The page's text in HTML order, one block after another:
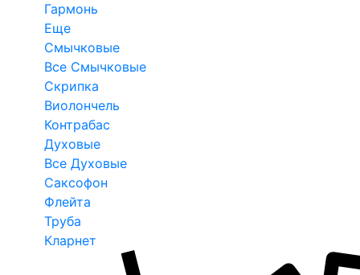
Гармонь
Еще
Смычковые
Все Смычковые
Скрипка
Виолончель
Контрабас
Духовые
Все Духовые
Саксофон
Флейта
Труба
Кларнет